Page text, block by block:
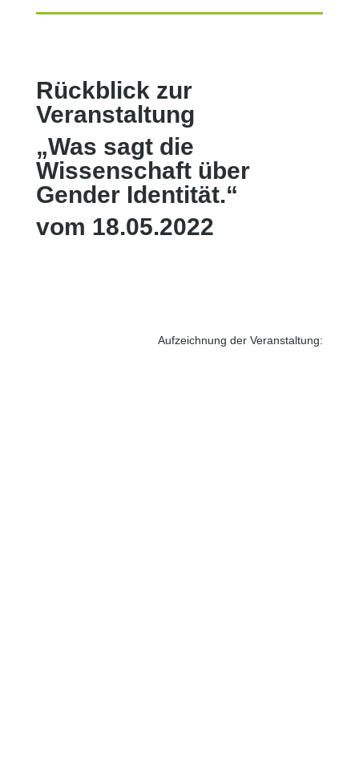
Rückblick zur
Veranstaltung
„Was sagt die
Wissenschaft über
Gender Identität.“
vom 18.05.2022
Aufzeichnung der Veranstaltung: